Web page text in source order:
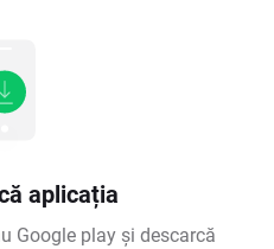
aplicația
Google play și descarcă